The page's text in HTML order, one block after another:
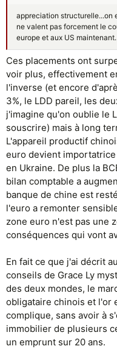
appreciation structurelle...on
ne valent pas forcement le
europe et aux US maintenant.
Ces placements ont
voir plus, effectivement
l'inverse (et encore
3%, le LDD pareil, les
j'imagine qu'on oublie le
souscrire) mais à long
L'appareil productif
euro devient
en Ukraine. De plus la
bilan comptable a
banque de chine est
l'euro a remonter
zone euro n'est pas une
conséquences qui vont
En fait ce que j'ai décrit
conseils de Grace Ly
des deux mondes, le
obligataire chinois et l'or
complique, sans avoir à
immobilier de plusieurs
un emprunt sur 20 ans.